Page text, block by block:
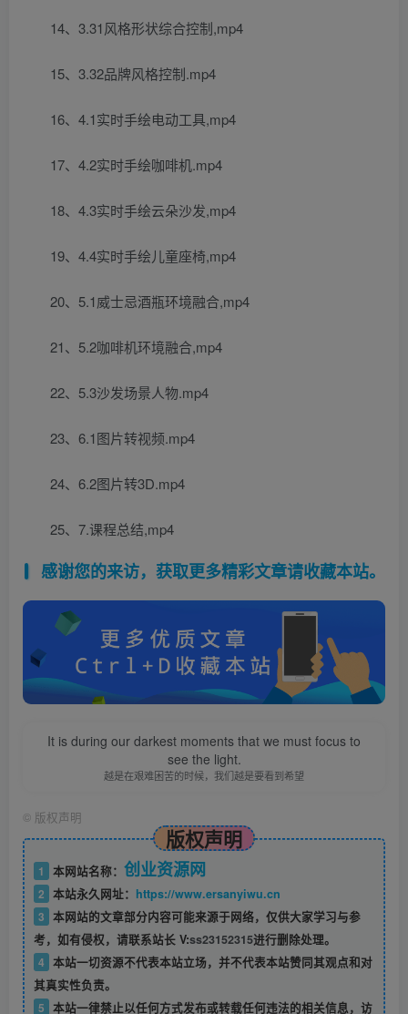
14、3.31风格形状综合控制,mp4
15、3.32品牌风格控制.mp4
16、4.1实时手绘电动工具,mp4
17、4.2实时手绘咖啡机.mp4
18、4.3实时手绘云朵沙发,mp4
19、4.4实时手绘儿童座椅,mp4
20、5.1威士忌酒瓶环境融合,mp4
21、5.2咖啡机环境融合,mp4
22、5.3沙发场景人物.mp4
23、6.1图片转视频.mp4
24、6.2图片转3D.mp4
25、7.课程总结,mp4
感谢您的来访，获取更多精彩文章请收藏本站。
It is during our darkest moments that we must focus to
see the light.
越是在艰难困苦的时候，我们越是要看到希望
© 版权声明
版权声明
1 本网站名称： 创业资源网
2 本站永久网址： https://www.ersanyiwu.cn
3 本网站的文章部分内容可能来源于网络，仅供大家学习与参
考，如有侵权，请联系站长 V:ss23152315进行删除处理。
4 本站一切资源不代表本站立场，并不代表本站赞同其观点和对
其真实性负责。
5 本站一律禁止以任何方式发布或转载任何违法的相关信息，访